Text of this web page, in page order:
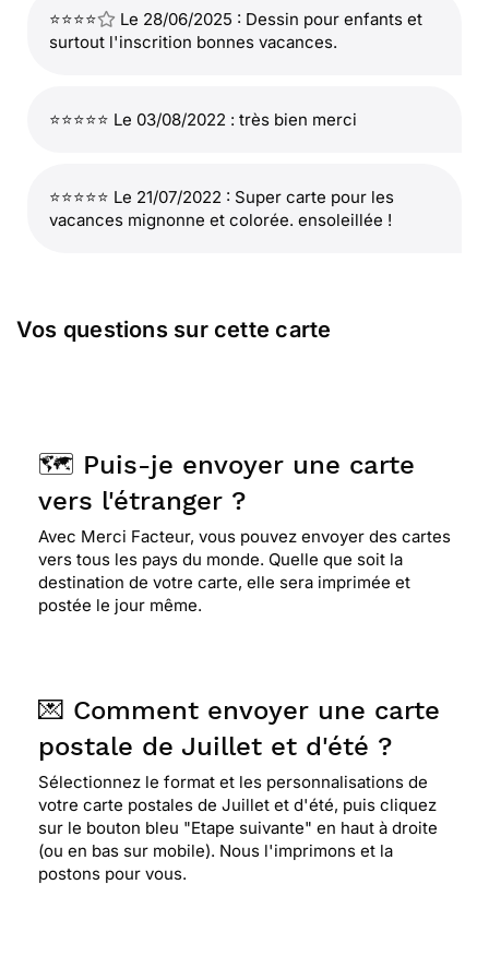
⭐⭐⭐⭐
Le 28/06/2025 : Dessin pour enfants et
surtout l'inscrition bonnes vacances.
⭐⭐⭐⭐⭐ Le 03/08/2022 : très bien merci
⭐⭐⭐⭐⭐ Le 21/07/2022 : Super carte pour les
vacances mignonne et colorée. ensoleillée !
Vos questions sur cette carte
🗺️ Puis-je envoyer une carte
vers l'étranger ?
Avec Merci Facteur, vous pouvez envoyer des cartes
vers tous les pays du monde. Quelle que soit la
destination de votre carte, elle sera imprimée et
postée le jour même.
💌 Comment envoyer une carte
postale de Juillet et d'été ?
Sélectionnez le format et les personnalisations de
votre carte postales de Juillet et d'été, puis cliquez
sur le bouton bleu "Etape suivante" en haut à droite
(ou en bas sur mobile). Nous l'imprimons et la
postons pour vous.